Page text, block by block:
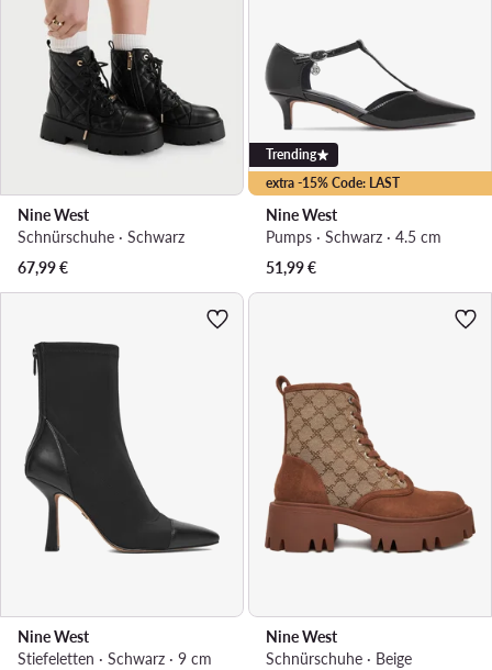
Nine West
Schnürschuhe · Schwarz
67,99€
extra -15% Code: LAST
Trending
Nine West
Pumps · Schwarz · 4.5 cm
51,99€
Nine West
Stiefeletten · Schwarz · 9 cm
Nine West
Schnürschuhe · Beige